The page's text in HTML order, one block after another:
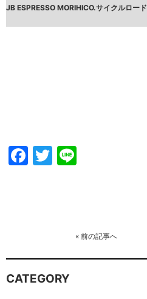
JB ESPRESSO MORIHICO.サイクルロード
Facebook
Twitter
« 前の記事へ
CATEGORY